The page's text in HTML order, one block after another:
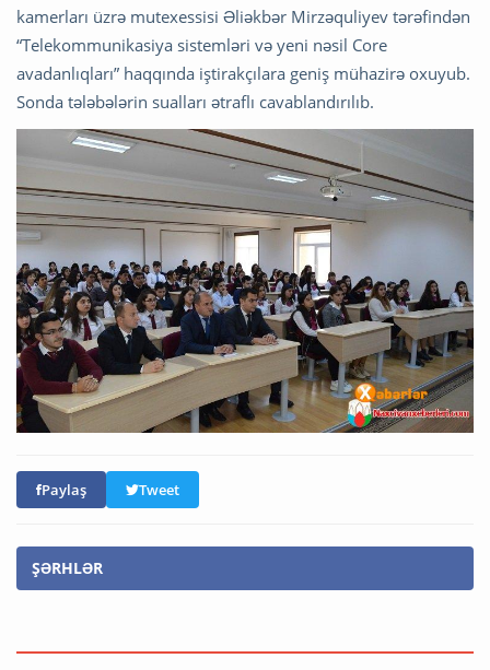
kamerları üzrə mutexessisi Əliəkbər Mirzəquliyev tərəfindən
“Telekommunikasiya sistemləri və yeni nəsil Core
avadanlıqları” haqqında iştirakçılara geniş mühazirə oxuyub.
Sonda tələbələrin sualları ətraflı cavablandırılıb.
Paylaş Tweet
ŞƏRHLƏR